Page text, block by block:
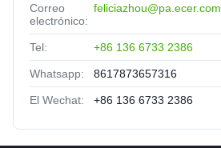
Correo
electrónico:
feliciazhou@pa.ecer.com
Tel: +86 136 6733 2386
Whatsapp: 8617873657316
El Wechat: +86 136 6733 2386